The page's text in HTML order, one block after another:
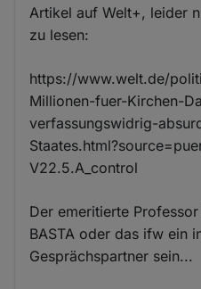
Artikel auf Welt+, leider
zu lesen:
https://www.welt.de/
Millionen-fuer-Kirchen-
verfassungswidrig-
V22.5.A_control
Der emeritierte
BASTA oder das ifw ein
Gesprächspartner sein...